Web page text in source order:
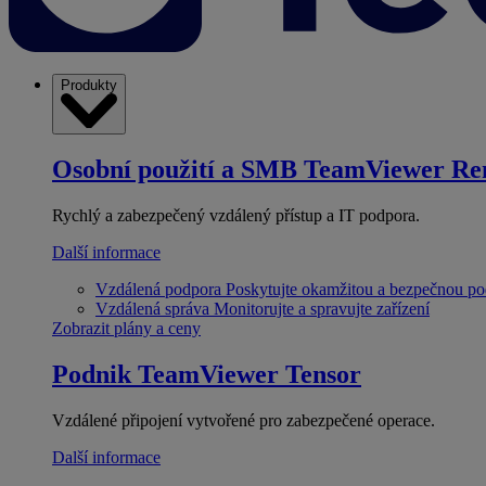
Produkty
Osobní použití a SMB TeamViewer
Rychlý a zabezpečený vzdálený přístup a IT podpora.
Další informace
Vzdálená podpora Poskytujte okamžitou a bezpečnou
Vzdálená správa Monitorujte a spravujte zařízení
Zobrazit plány a ceny
Podnik TeamViewer Tensor
Vzdálené připojení vytvořené pro zabezpečené operace.
Další informace